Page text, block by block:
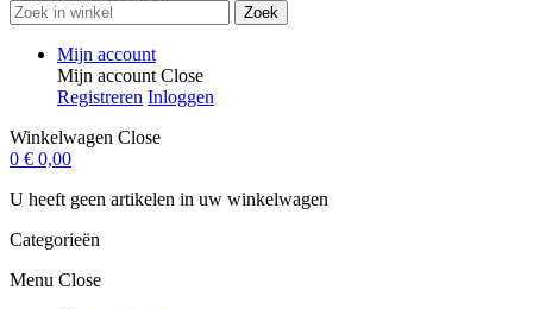
Zoek
Mijn account
Mijn account Close
Registreren Inloggen
Winkelwagen Close
0 € 0,00
U heeft geen artikelen in uw winkelwagen
Categorieën
Menu Close